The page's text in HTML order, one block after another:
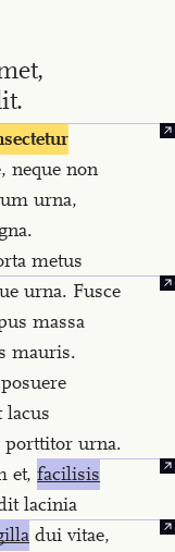
neque non
urna,
metus
urna. Fusce
massa
mauris.
lacus
porttitor urna.
et,facilisis
lacinia
dui vitae,